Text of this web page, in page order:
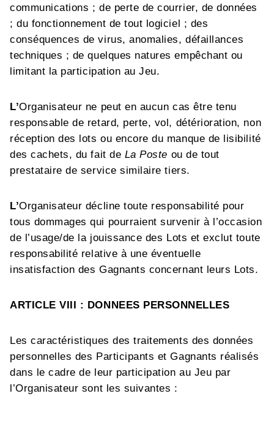
communications ; de perte de courrier, de données
; du fonctionnement de tout logiciel ; des
conséquences de virus, anomalies, défaillances
techniques ; de quelques natures empêchant ou
limitant la participation au Jeu.
L’Organisateur ne peut en aucun cas être tenu
responsable de retard, perte, vol, détérioration, non
réception des lots ou encore du manque de lisibilité
des cachets, du fait de La Poste ou de tout
prestataire de service similaire tiers.
L’Organisateur décline toute responsabilité pour
tous dommages qui pourraient survenir à l’occasion
de l ’usage/de l a jouissance des Lots etexclut toute
responsabilité relative à une éventuelle
insatisfaction des Gagnants concernant leurs Lots.
ARTICLE VIII : DONNEES PERSONNELLES
Les caractéristiques des traitements des données
personnelles des Participants et Gagnants réalisés
dans le cadre de leur participation au Jeu par
l’Organisateur sont les suivantes :